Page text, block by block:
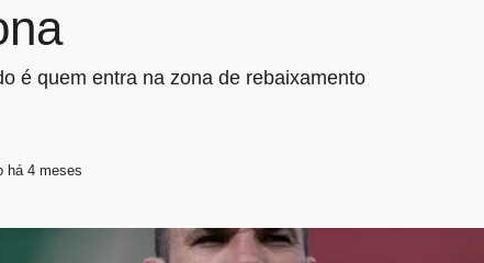
é quem entra na zona de rebaixamento
há 4 meses